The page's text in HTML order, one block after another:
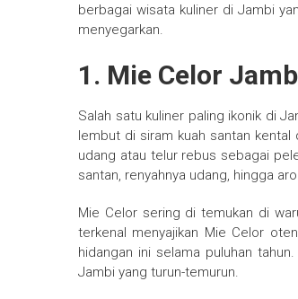
berbagai wisata kuliner di Jambi
menyegarkan.
1. Mie Celor
Salah satu kuliner paling ikonik di
lembut di siram kuah santan
udang atau telur rebus sebagai
santan, renyahnya udang, hingga
Mie Celor sering di temukan di
terkenal menyajikan Mie Celor
hidangan ini selama puluhan
Jambi yang turun-temurun.